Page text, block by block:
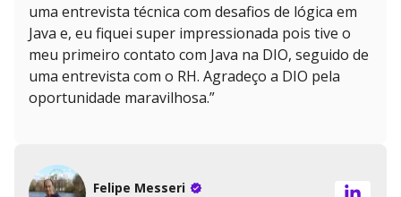
uma entrevista técnica com desafios de lógica em
Java e, eu fiquei super impressionada pois tive o
meu primeiro contato com Java na DIO, seguido de
uma entrevista com o RH. Agradeço a DIO pela
oportunidade maravilhosa.”
Felipe Messeri